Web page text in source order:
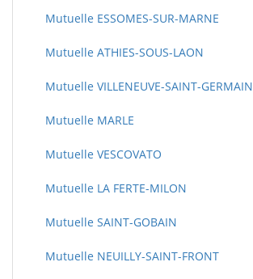
Mutuelle ESSOMES-SUR-MARNE
Mutuelle ATHIES-SOUS-LAON
Mutuelle VILLENEUVE-SAINT-GERMAIN
Mutuelle MARLE
Mutuelle VESCOVATO
Mutuelle LA FERTE-MILON
Mutuelle SAINT-GOBAIN
Mutuelle NEUILLY-SAINT-FRONT